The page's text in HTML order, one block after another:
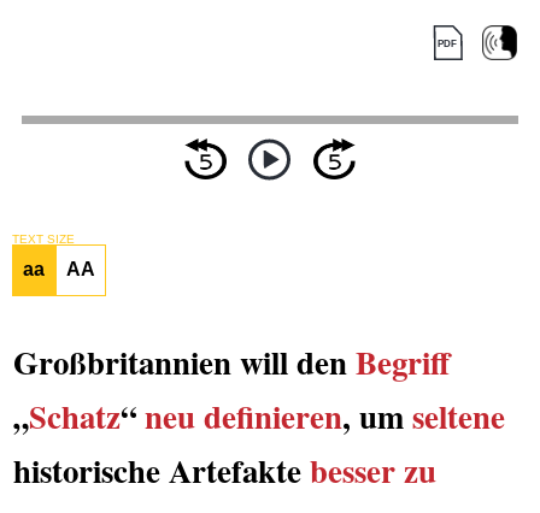
TEXT SIZE
aa AA
Großbritannien will denBegriff
„Schatz“neu definieren, umseltene
historische Artefaktebesser zu